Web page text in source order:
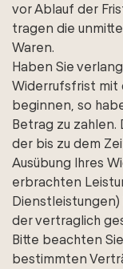
vor Ablauf der
tragen die
Waren.
Haben Sie
Widerrufsfrist mit
beginnen, so
Betrag zu
der bis zu dem
Ausübung Ihres
erbrachten
Dienstleistungen)
der vertraglich
Bitte beachten
bestimmten